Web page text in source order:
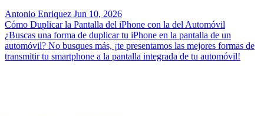
Antonio Enriquez Jun 10, 2026
Cómo Duplicar la Pantalla del iPhone con la del Automóvil
¿Buscas una forma de duplicar tu iPhone en la pantalla de un
automóvil? No busques más, ¡te presentamos las mejores formas de
transmitir tu smartphone a la pantalla integrada de tu automóvil!